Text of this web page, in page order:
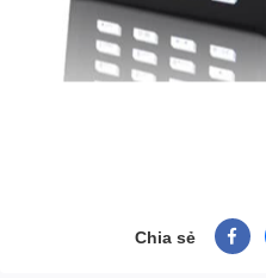
Chia sẻ